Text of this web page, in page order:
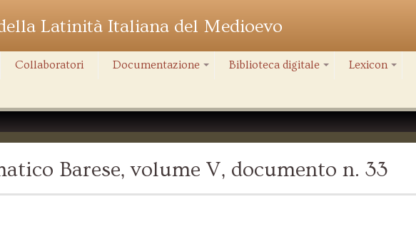
Latinità Italiana del Medioevo
Collaboratori Documentazione Biblioteca digitale Lexicon
Barese, volume V, documento n. 33